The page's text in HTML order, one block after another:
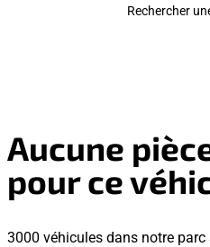
Rechercher
Aucune
pour ce
3000 véhicules dans notre